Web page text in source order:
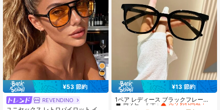
¥53 節約
REVENDINO
¥13 節約
1ペア レディース ブラックフレーム
ビーチファッションサングラス、音
#6 ベストセラー
に HBCU（歴史的黒人大学）の授業初日に欠かせないもの 女性用メガネ&アイウェアアクセサリー
高リピート率
売り切れ間近！
#6 ベストセラー
に HBCU（歴史的黒人大学）の授業初日に欠かせないもの 女性用メガネ&アイウェアアクセサリー
#6 ベストセラー に HBCU（歴史的黒人大学）の授業初日に欠かせないもの 女性用メガネ&アイウェアアクセサリー